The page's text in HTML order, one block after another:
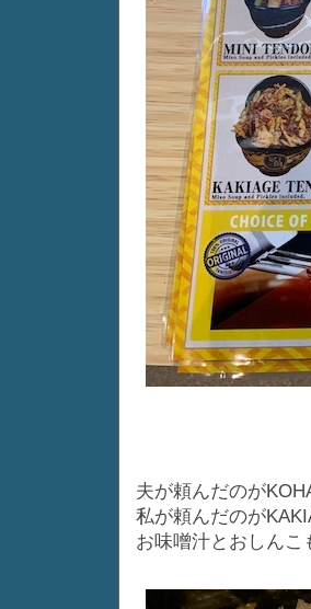
夫が頼んだのが
私が頼んだのが
お味噌汁とおしんこ